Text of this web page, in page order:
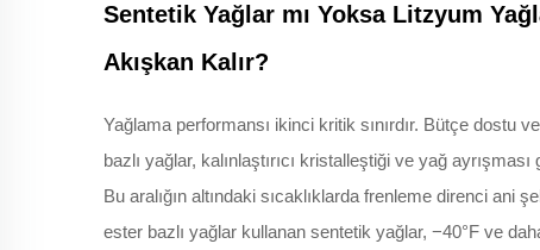
Sentetik Yağlar mı Yoksa Litzyum
Akışkan Kalır?
Yağlama performansı ikinci kritik sınırdır. Bütçe dostu
bazlı yağlar, kalınlaştırıcı kristalleştiği ve yağ
Bu aralığın altındaki sıcaklıklarda frenleme direnci
ester bazlı yağlar kullanan sentetik yağlar, −40°F ve